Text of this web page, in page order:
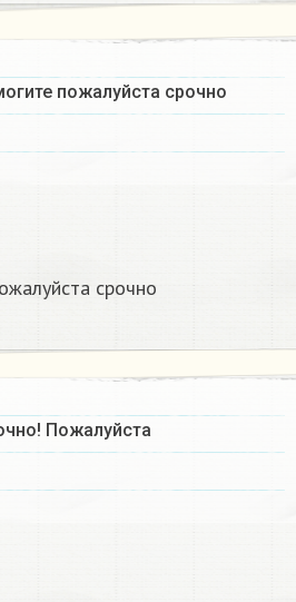
пожалуйста срочно
срочно
Пожалуйста